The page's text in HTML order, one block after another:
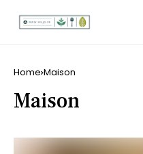
Home Maison
Maison